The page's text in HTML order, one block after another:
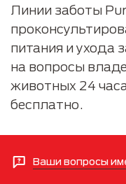
Линии заботы
питания и ухода
на вопросы
животных 24
бесплатно.
Ваши вопросы